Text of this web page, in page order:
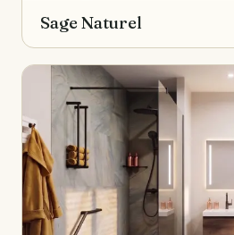
Sage Naturel